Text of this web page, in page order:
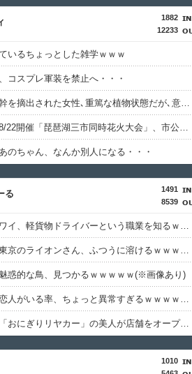
1882
12233
いるちょっとした雑学ｗｗｗ
コスプレ軍装を禁止へ・・・
誤って脳幹を摘出された女性､重篤な植物状態だが､意識は正常で何かを思考していると判明・・・
【画像】8/22開催「琵琶湖三市同時花火大会」、市公式「そんな花火大会は存在しない」→ SNS阿鼻叫喚・・・
のちゃん、なんか別人になる・・・
1491
8539
る
【衝撃】ワイ、軽貨物ドライバーという職業を知るｗｗｗｗｗ
【衝撃】東京のライオンさん、ふつうに溶けるｗｗｗｗｗ(※画像あり)
魅惑的な鳥、見つかるｗｗｗｗｗ(※画像あり)
【衝撃】恋人がいる率、ちょっと異常すぎるｗｗｗｗｗ(※画像あり)
【衝撃】「おにぎりリヤカー」の美人が店舗をオープンした結果ｗｗｗｗｗ(※画像あり)
1010